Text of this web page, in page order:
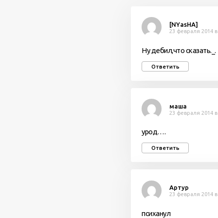
[NYasHA]
23 февраля 2014 в
Ну дебил,что сказать._.
Ответить
маша
23 февраля 2014 в
урод….
Ответить
Артур
23 февраля 2014 в
психанул